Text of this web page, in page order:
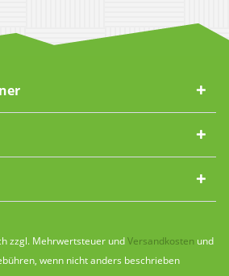
zzgl. Mehrwertsteuer undVersandkostenund
wenn nicht anders beschrieben